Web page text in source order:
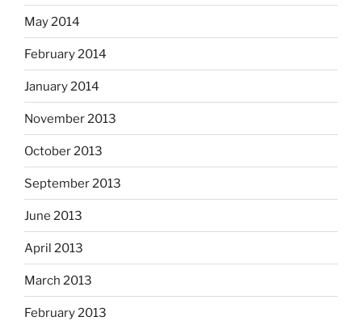
May 2014
February 2014
January 2014
November 2013
October 2013
September 2013
June 2013
April 2013
March 2013
February 2013